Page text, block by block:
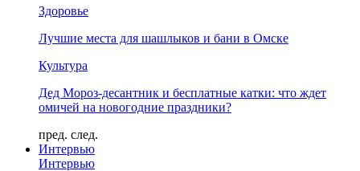
Здоровье
Лучшие места для шашлыков и бани в Омске
Культура
Дед Мороз-десантник и бесплатные катки: что ждет
омичей на новогодние праздники?
пред. след.
Интервью
Интервью